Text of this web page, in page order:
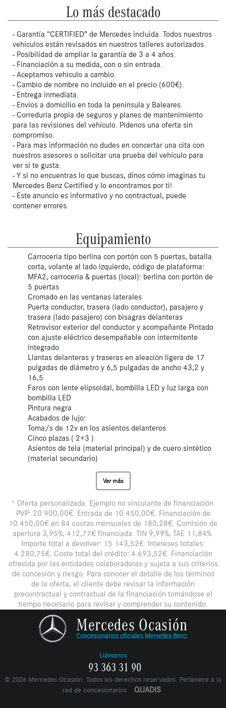
Lo más destacado
- Garantía “CERTIFIED” de Mercedes incluida. Todos nuestros
vehículos están revisados en nuestros talleres autorizados.
- Posibilidad de ampliar la garantía de 3 a 4 años.
- Financiación a su medida, con o sin entrada.
- Aceptamos vehículo a cambio.
- Cambio de nombre no incluido en el precio (600€).
- Entrega inmediata.
- Envíos a domicilio en toda la península y Baleares.
- Correduría propia de seguros y planes de mantenimiento
para las revisiones del vehículo. Pídenos una oferta sin
compromiso.
- Para mas información no dudes en concertar una cita con
nuestros asesores o solicitar una prueba del vehículo para
ver si te gusta.
- Y si no encuentras lo que buscas, dinos cómo imaginas tu
Mercedes Benz Certified y lo encontramos por ti!
- Este anuncio es informativo y no contractual, puede
contener errores.
Equipamiento
Carrocería tipo berlina con portón con 5 puertas, batalla
corta, volante al lado izquierdo, código de plataforma:
MFA2, carrocería & puertas (local): berlina con portón de
5 puertas
Cromado en las ventanas laterales
Puerta conductor, trasera (lado conductor), pasajero y
trasera (lado pasajero) con bisagras delanteras
Retrovisor exterior del conductor y acompañante Pintado
con ajuste eléctrico desempañable con intermitente
integrado
Llantas delanteras y traseras en aleación ligera de 17
pulgadas de diámetro y 6,5 pulgadas de ancho 43,2 y
16,5
Faros con lente elipsoidal, bombilla LED y luz larga con
bombilla LED
Pintura negra
Acabados de lujo:
Toma/s de 12v en los asientos delanteros
Cinco plazas ( 2+3 )
Asientos de tela (material principal) y de cuero sintético
(material secundario)
Ver más
* Oferta personalizada. Ejemplo no vinculante de financiación.
PVP: 20.900,00€. Entrada de 10.450,00€. Financiación de
10.450,00€ en 84 cuotas mensuales de 180,28€. Comisión de
apertura 3,95%, 412,77€ financiada. TIN 9,99%, TAE 11,84%.
Importe total a devolver: 15.143,52€. Intereses totales:
4.280,75€. Coste total del crédito: 4.693,52€. Financiación
ofrecida por las entidades colaboradoras y sujeta a sus criterios
de concesión y riesgo. Para conocer el detalle de los términos
de la oferta, el cliente debe revisar la información
precontractual y contractual de la financiación tomándose el
tiempo necesario para revisar y comprender su contenido.
Llámanos
93 363 31 90
© 2026 Mercedes Ocasión. Todos los derechos reservados. Pertenece a la
red de concesionarios
QUADIS